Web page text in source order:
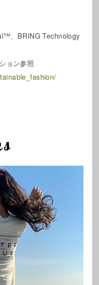
、BRING Technology
ョン参照